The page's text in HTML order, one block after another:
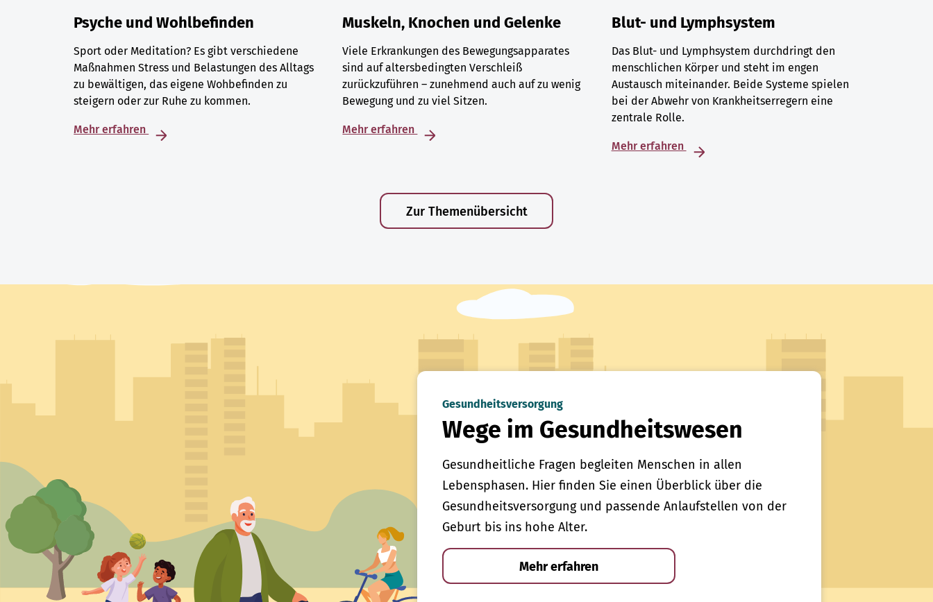
Psyche und Wohlbefinden
Sport oder Meditation? Es gibt verschiedene
Maßnahmen Stress und Belastungen des Alltags
zu bewältigen, das eigene Wohbefinden zu
steigern oder zur Ruhe zu kommen.
Mehr erfahren
Muskeln, Knochen und Gelenke
Viele Erkrankungen des Bewegungsapparates
sind auf altersbedingten Verschleiß
zurückzuführen – zunehmend auch auf zu wenig
Bewegung und zu viel Sitzen.
Mehr erfahren
Blut- und Lymphsystem
Das Blut- und Lymphsystem durchdringt den
menschlichen Körper und steht im engen
Austausch miteinander. Beide Systeme spielen
bei der Abwehr von Krankheitserregern eine
zentrale Rolle.
Mehr erfahren
Zur Themenübersicht
Gesundheitsversorgung
Wege im Gesundheitswesen
Gesundheitliche Fragen begleiten Menschen in allen
Lebensphasen. Hier finden Sie einen Überblick über die
Gesundheitsversorgung und passende Anlaufstellen von der
Geburt bis ins hohe Alter.
Mehr erfahren